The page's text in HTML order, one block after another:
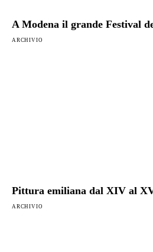
A Modena il grande Festival
ARCHIVIO
Pittura emiliana dal XIV al
ARCHIVIO